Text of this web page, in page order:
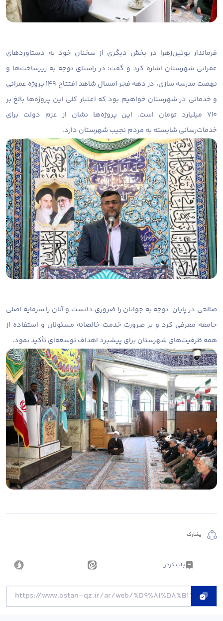
فرماندار بوئین‌زهرا در بخش دیگری از سخنان خود به دستاوردهای
عمرانی شهرستان اشاره کرد و گفت: در راستای توجه به زیرساخت‌ها و
نهضت مدرسه سازی، در دهه فجر امسال شاهد افتتاح ۱۴۹ پروژه عمرانی
و خدماتی در شهرستان خواهیم بود که اعتبار کلی این پروژه‌ها بالغ بر
۷۱۰ میلیارد تومان است. این پروژه‌ها نشان از عزم دولت برای
خدمات‌رسانی شایسته به مردم نجیب شهرستان دارد.
صالحی در پایان، توجه به جوانان را ضروری دانست و آنان را سرمایه اصلی
جامعه معرفی کرد و بر ضرورت خدمت خالصانه مسئولان و استفاده از
همه ظرفیت‌های شهرستان برای پیشبرد اهداف توسعه‌ای تأکید نمود.
يشارك
چاپ کردن